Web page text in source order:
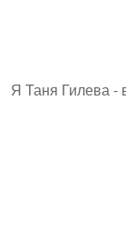
Я Таня Гилева -